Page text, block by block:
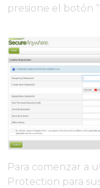
presione el botón
Para comenzar a
Protection para